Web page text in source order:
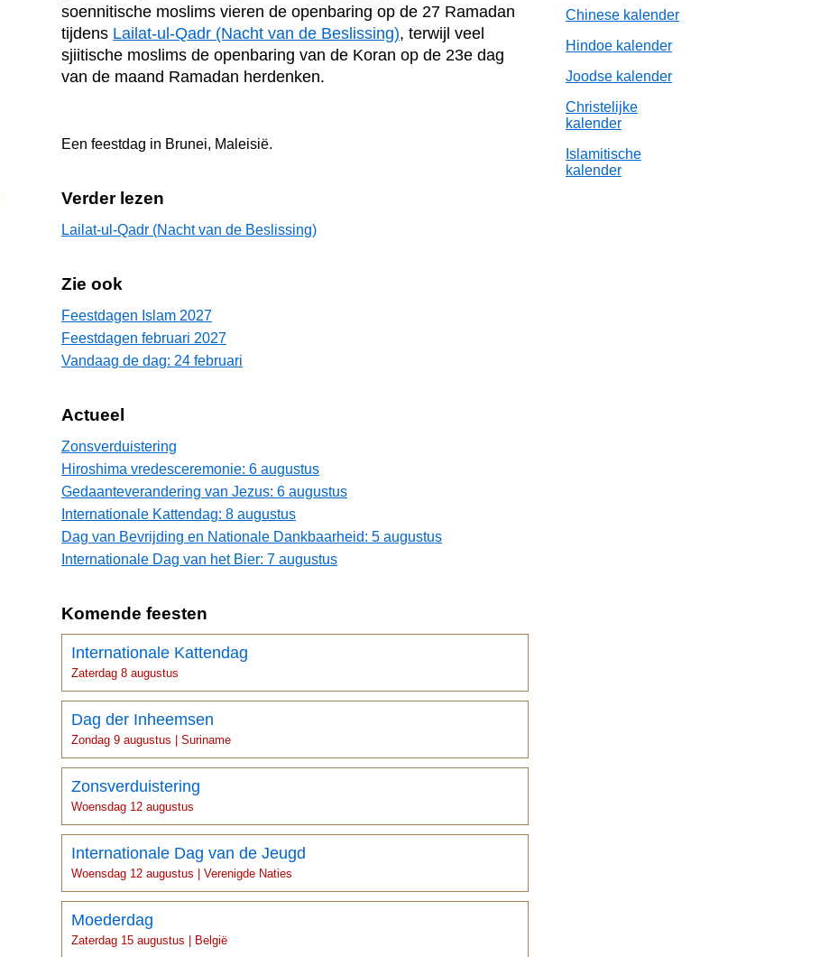
soennitische moslims vieren de openbaring op de 27 Ramadan
tijdens Lailat-ul-Qadr (Nacht van de Beslissing), terwijl veel
sjiitische moslims de openbaring van de Koran op de 23e dag
van de maand Ramadan herdenken.
Een feestdag in Brunei, Maleisië.
Verder lezen
Lailat-ul-Qadr (Nacht van de Beslissing)
Zie ook
Feestdagen Islam 2027
Feestdagen februari 2027
Vandaag de dag: 24 februari
Actueel
Zonsverduistering
Hiroshima vredesceremonie: 6 augustus
Gedaanteverandering van Jezus: 6 augustus
Internationale Kattendag: 8 augustus
Dag van Bevrijding en Nationale Dankbaarheid: 5 augustus
Internationale Dag van het Bier: 7 augustus
Komende feesten
Internationale Kattendag
Zaterdag 8 augustus
Dag der Inheemsen
Zondag 9 augustus | Suriname
Zonsverduistering
Woensdag 12 augustus
Internationale Dag van de Jeugd
Woensdag 12 augustus | Verenigde Naties
Moederdag
Zaterdag 15 augustus | België
Chinese kalender
Hindoe kalender
Joodse kalender
Christelijke
kalender
Islamitische
kalender